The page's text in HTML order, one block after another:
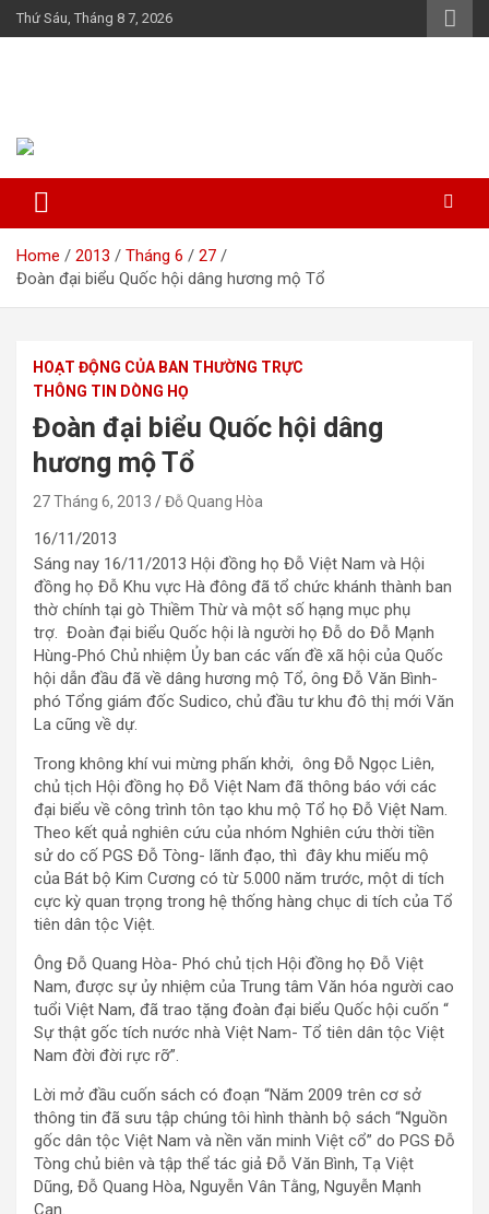
Skip
to
Thứ Sáu, Tháng 8 7, 2026
Home 2013 Tháng 6
27
Đoàn đại biểu Quốc hội dâng hương mộ Tổ
HOẠT ĐỘNG CỦA BAN THƯỜNG TRỰC
THÔNG TIN DÒNG HỌ
Đoàn đại biểu Quốc hội dâng
hương mộ Tổ
27 Tháng 6, 2013 Đỗ Quang Hòa
16/11/2013
Sáng nay 16/11/2013 Hội đồng họ Đỗ Việt Nam và Hội
đồng họ Đỗ Khu vực Hà đông đã tổ chức khánh thành ban
thờ chính tại gò Thiềm Thừ và một số hạng mục phụ
trợ. Đoàn đại biểu Quốc hội là người họ Đỗ do Đỗ Mạnh
Hùng-Phó Chủ nhiệm Ủy ban các vấn đề xã hội của Quốc
hội dẫn đầu đã về dâng hương mộ Tổ, ông Đỗ Văn Bình-
phó Tổng giám đốc Sudico, chủ đầu tư khu đô thị mới Văn
La cũng về dự.
Trong không khí vui mừng phấn khởi, ông Đỗ Ngọc Liên,
chủ tịch Hội đồng họ Đỗ Việt Nam đã thông báo với các
đại biểu về công trình tôn tạo khu mộ Tổ họ Đỗ Việt Nam.
Theo kết quả nghiên cứu của nhóm Nghiên cứu thời tiền
sử do cố PGS Đỗ Tòng- lãnh đạo, thì đây khu miếu mộ
của Bát bộ Kim Cương có từ 5.000 năm trước, một di tích
cực kỳ quan trọng trong hệ thống hàng chục di tích của Tổ
tiên dân tộc Việt.
Ông Đỗ Quang Hòa- Phó chủ tịch Hội đồng họ Đỗ Việt
Nam, được sự ủy nhiệm của Trung tâm Văn hóa người cao
tuổi Việt Nam, đã trao tặng đoàn đại biểu Quốc hội cuốn “
Sự thật gốc tích nước nhà Việt Nam- Tổ tiên dân tộc Việt
Nam đời đời rực rỡ”.
Lời mở đầu cuốn sách có đoạn “Năm 2009 trên cơ sở
thông tin đã sưu tập chúng tôi hình thành bộ sách “Nguồn
gốc dân tộc Việt Nam và nền văn minh Việt cổ” do PGS Đỗ
Tòng chủ biên và tập thể tác giả Đỗ Văn Bình, Tạ Việt
Dũng, Đỗ Quang Hòa, Nguyễn Vân Tằng, Nguyễn Mạnh
Can.